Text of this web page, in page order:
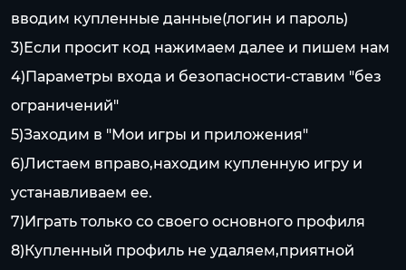
вводим купленные данные(логин и пароль)
3)Если просит код нажимаем далее и пишем нам
4)Параметры входа и безопасности-ставим "без
ограничений"
5)Заходим в "Мои игры и приложения"
6)Листаем вправо,находим купленную игру и
устанавливаем ее.
7)Играть только со своего основного профиля
8)Купленный профиль не удаляем,приятной